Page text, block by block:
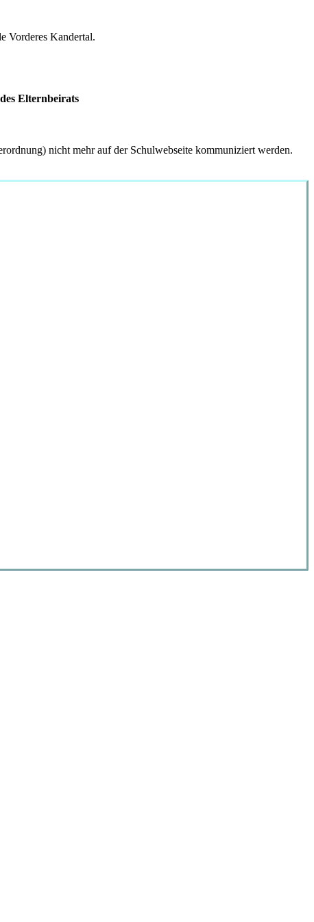
Vorderes Kandertal.
Elternbeirats
nicht mehr auf der Schulwebseite kommuniziert werden.